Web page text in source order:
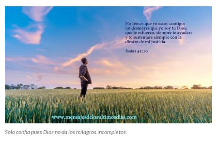
Solo confia pues Dios no da los milagros incompletos.